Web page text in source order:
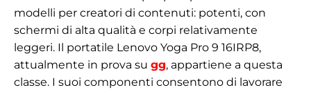
modelli per creatori di contenuti: potenti, con
schermi di alta qualità e corpi relativamente
leggeri. Il portatile Lenovo Yoga Pro 9 16IRP8,
attualmente in prova su gg, appartiene a questa
classe. I suoi componenti consentono di lavorare